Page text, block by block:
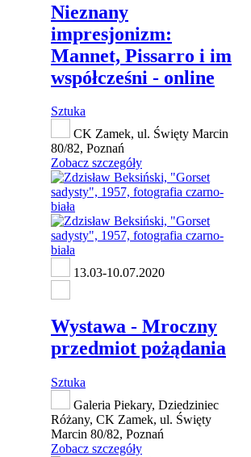
Nieznany
impresjonizm:
Mannet, Pissarro i im
współcześni - online
Sztuka
CK Zamek, ul. Święty Marcin
80/82, Poznań
Zobacz szczegóły
13.03-10.07.2020
Wystawa - Mroczny
przedmiot pożądania
Sztuka
Galeria Piekary, Dziedziniec
Różany, CK Zamek, ul. Święty
Marcin 80/82, Poznań
Zobacz szczegóły